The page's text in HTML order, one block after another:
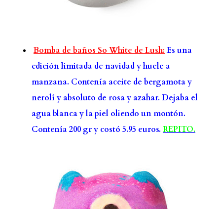
Bomba de baños So White de Lush: Es una
edición limitada de navidad y huele a
manzana. Contenía aceite de bergamota y
nerolí y absoluto de rosa y azahar. Dejaba el
agua blanca y la piel oliendo un montón.
Contenía 200 gr y costó 5.95 euros. REPITO.